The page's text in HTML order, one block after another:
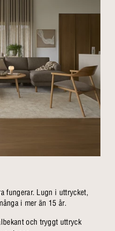
fungerar. Lugn i uttrycket,
i mer än 15 år.
och tryggt uttryck